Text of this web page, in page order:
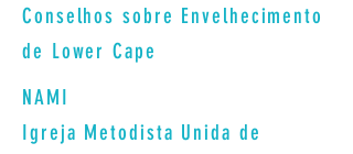
Conselhos sobre Envelhecimento
de Lower Cape
NAMI
Igreja Metodista Unida de